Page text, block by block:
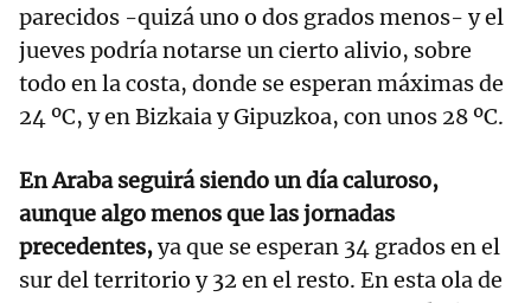
parecidos -quizá uno o dos grados menos- y el
jueves podría notarse un cierto alivio, sobre
todo en la costa, donde se esperan máximas de
24 ºC, y en Bizkaia y Gipuzkoa, con unos 28 ºC.
En Araba seguirá siendo un día caluroso,
aunque algo menos que las jornadas
precedentes,ya que se esperan 34 grados en el
sur del territorio y 32 en el resto. En esta ola de